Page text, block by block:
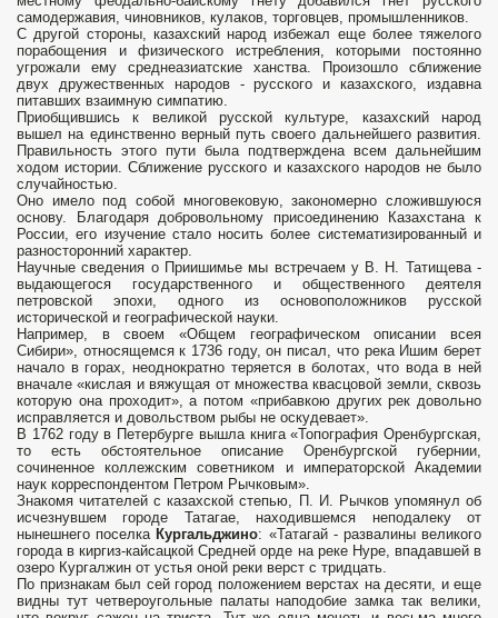
самодержавия, чиновников, кулаков, торговцев, промышленников.
С другой стороны, казахский народ избежал еще более тяжелого
порабощения и физического истребления, которыми постоянно
угрожали ему среднеазиатские ханства. Произошло сближение
двух дружественных народов - русского и казахского, издавна
питавших взаимную симпатию.
Приобщившись к великой русской культуре, казахский народ
вышел на единственно верный путь своего дальнейшего развития.
Правильность этого пути была подтверждена всем дальнейшим
ходом истории. Сближение русского и казахского народов не было
случайностью.
Оно имело под собой многовековую, закономерно сложившуюся
основу. Благодаря добровольному присоединению Казахстана к
России, его изучение стало носить более систематизированный и
разносторонний характер.
Научные сведения о Приишимье мы встречаем у В. Н. Татищева -
выдающегося государственного и общественного деятеля
петровской эпохи, одного из основоположников русской
исторической и географической науки.
Например, в своем «Общем географическом описании всея
Сибири», относящемся к 1736 году, он писал, что река Ишим берет
начало в горах, неоднократно теряется в болотах, что вода в ней
вначале «кислая и вяжущая от множества квасцовой земли, сквозь
которую она проходит», а потом «прибавкою других рек довольно
исправляется и довольством рыбы не оскудевает».
В 1762 году в Петербурге вышла книга «Топография Оренбургская,
то есть обстоятельное описание Оренбургской губернии,
сочиненное коллежским советником и императорской Академии
наук корреспондентом Петром Рычковым».
Знакомя читателей с казахской степью, П. И. Рычков упомянул об
исчезнувшем городе Татагае, находившемся неподалеку от
нынешнего поселка Кургальджино: «Татагай - развалины великого
города в киргиз-кайсацкой Средней орде на реке Нуре, впадавшей в
озеро Кургалжин от устья оной реки верст с тридцать.
По признакам был сей город положением верстах на десяти, и еще
видны тут четвероугольные палаты наподобие замка так велики,